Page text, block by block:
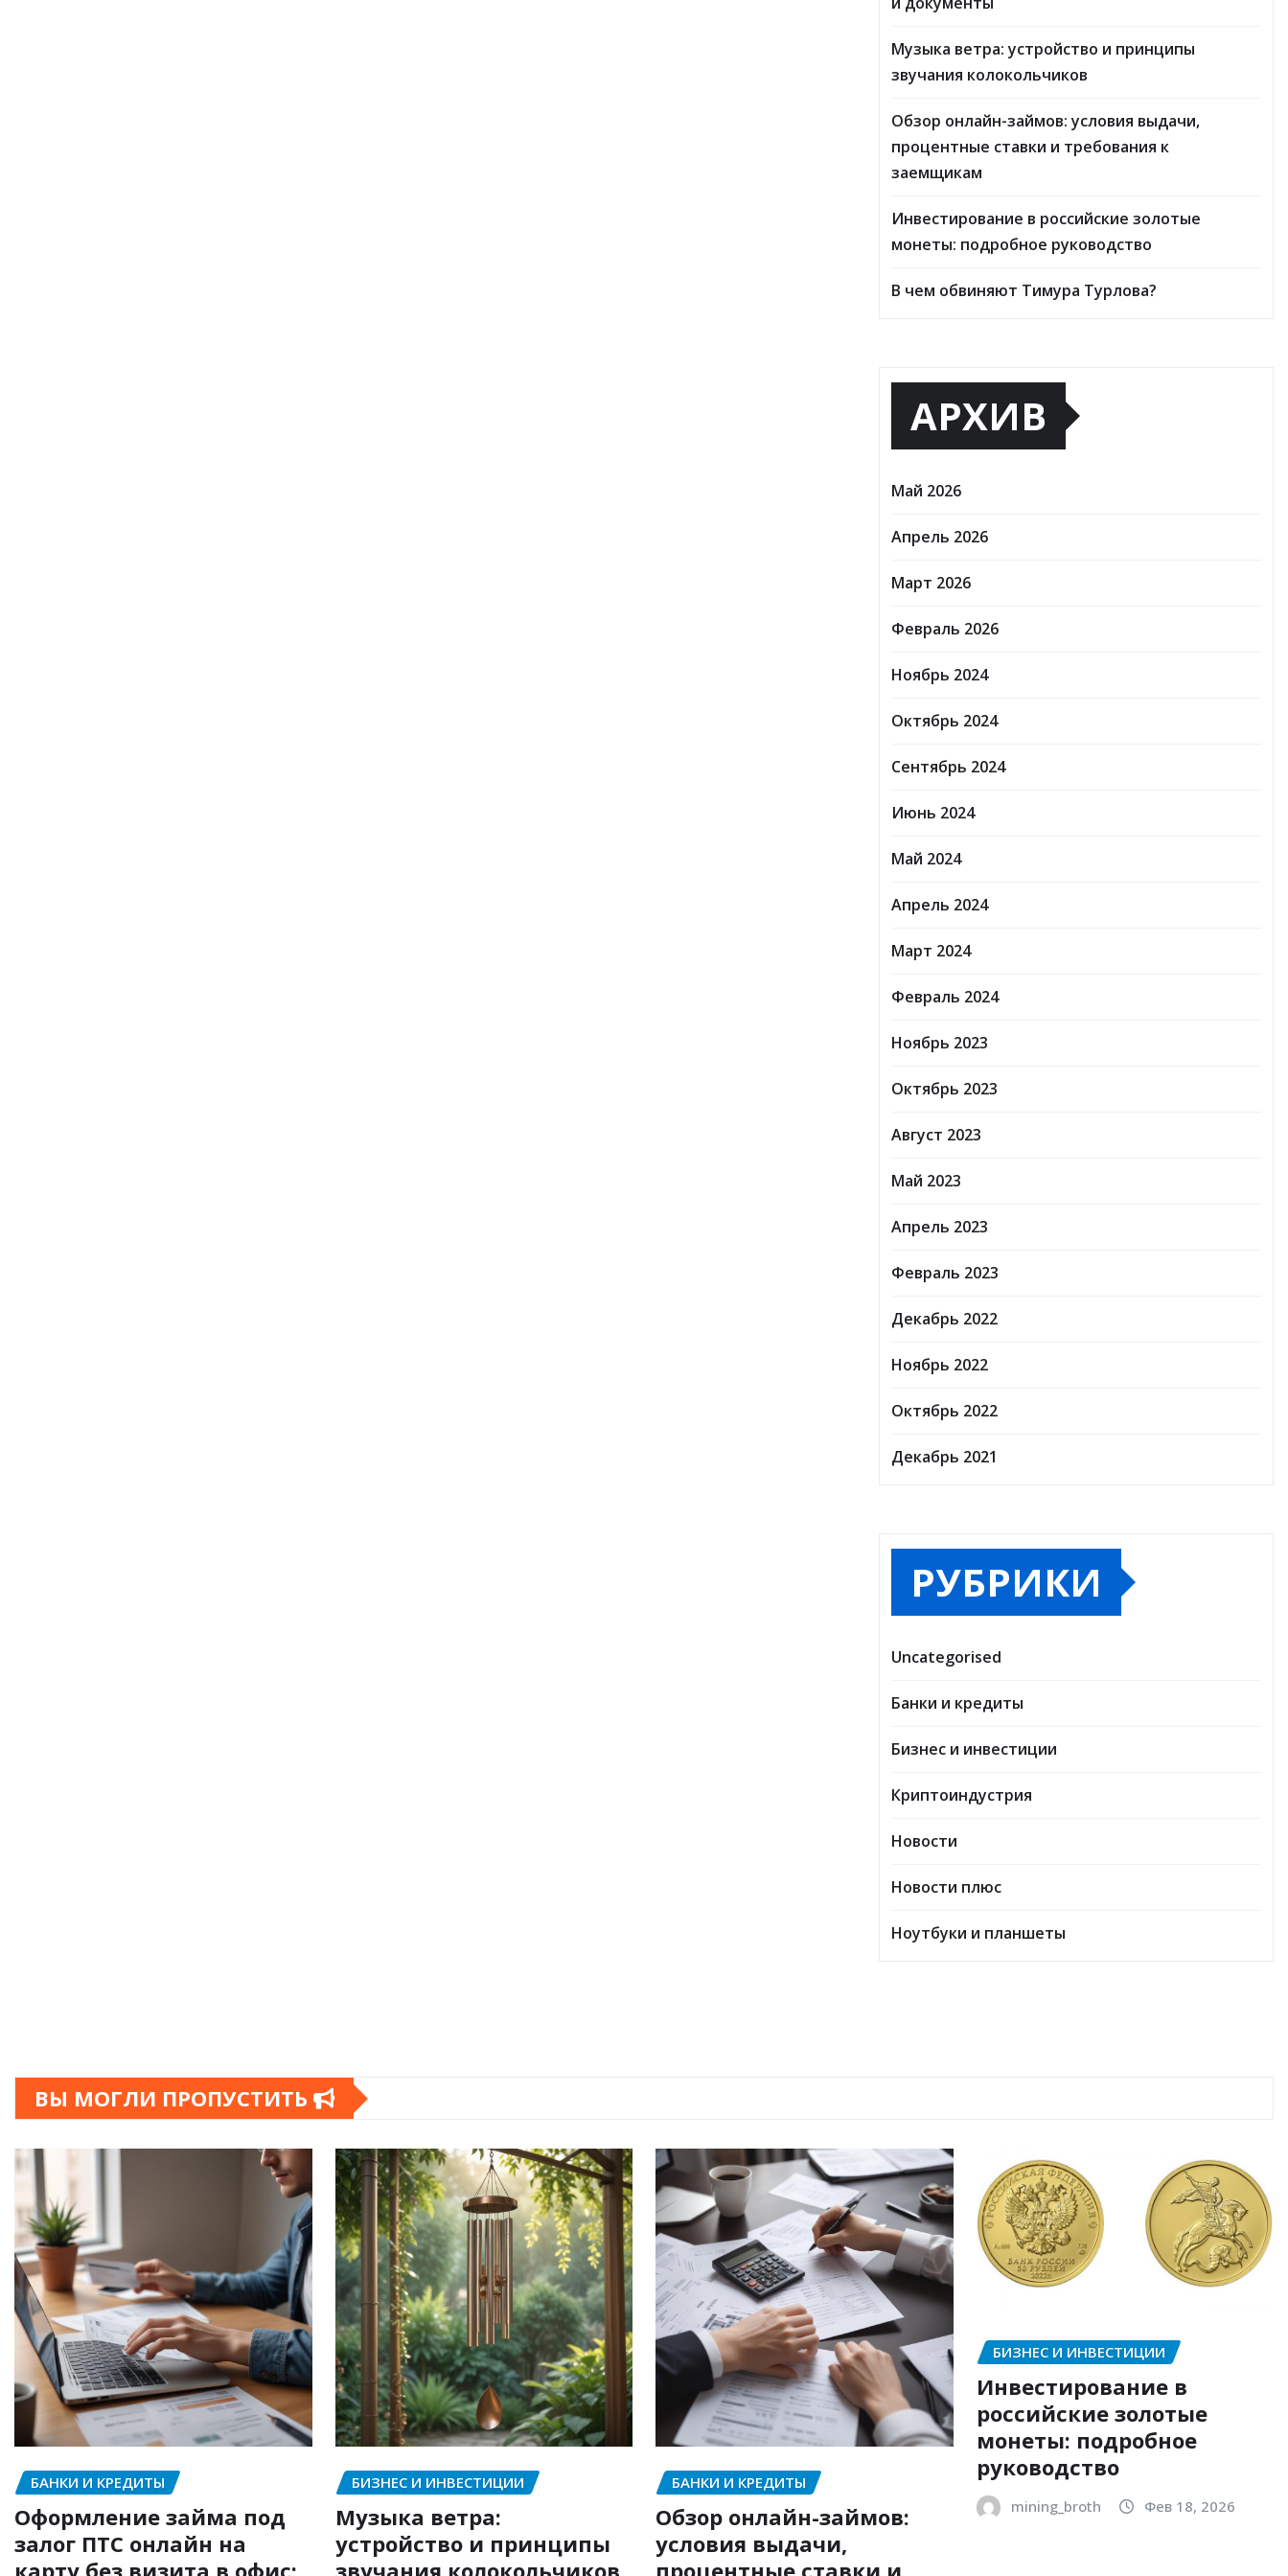
Музыка ветра: устройство и принципы
звучания колокольчиков
Обзор онлайн-займов: условия выдачи,
процентные ставки и требования к
заемщикам
Инвестирование в российские золотые
монеты: подробное руководство
В чем обвиняют Тимура Турлова?
АРХИВ
Май 2026
Апрель 2026
Март 2026
Февраль 2026
Ноябрь 2024
Октябрь 2024
Сентябрь 2024
Июнь 2024
Май 2024
Апрель 2024
Март 2024
Февраль 2024
Ноябрь 2023
Октябрь 2023
Август 2023
Май 2023
Апрель 2023
Февраль 2023
Декабрь 2022
Ноябрь 2022
Октябрь 2022
Декабрь 2021
РУБРИКИ
Uncategorised
Банки и кредиты
Бизнес и инвестиции
Криптоиндустрия
Новости
Новости плюс
Ноутбуки и планшеты
ВЫ МОГЛИ ПРОПУСТИТЬ
БАНКИ И КРЕДИТЫ
Оформление займа под
залог ПТС онлайн на
БИЗНЕС И ИНВЕСТИЦИИ
Музыка ветра:
устройство и принципы
БАНКИ И КРЕДИТЫ
Обзор онлайн-займов:
условия выдачи,
БИЗНЕС И ИНВЕСТИЦИИ
Инвестирование в
российские золотые
монеты: подробное
руководство
mining_broth Фев 18, 2026